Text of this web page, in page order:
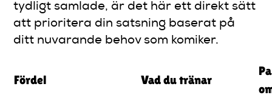
tydligt samlade, är det här ett direkt sätt
att prioritera din satsning baserat på
ditt nuvarande behov som komiker.
Fördel Vad du tränar